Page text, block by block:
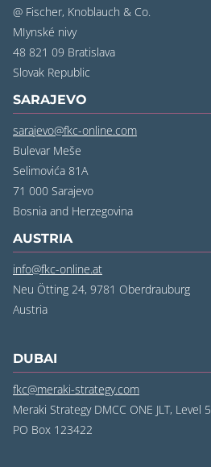
@ Fischer, Knoblauch & Co.
MIynské nivy
48 821 09 Bratislava
Slovak Republic
SARAJEVO
sarajevo@fkc-online.com
Bulevar Meše
Selimovića 81A
71 000 Sarajevo
Bosnia and Herzegovina
AUSTRIA
info@fkc-online.at
Neu Ötting 24, 9781 Oberdrauburg
Austria
DUBAI
fkc@meraki-strategy.com
Meraki Strategy DMCC ONE JLT, Level 5
PO Box 123422